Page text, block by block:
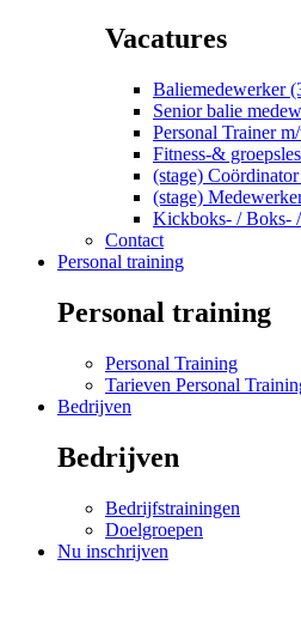
Vacatures
Baliemedewerker
Senior balie
Personal Trainer
Fitness-&
(stage)
(stage)
Kickboks- / Boks-
Contact
Personal training
Personal training
Personal Training
Tarieven Personal
Bedrijven
Bedrijven
Bedrijfstrainingen
Doelgroepen
Nu inschrijven